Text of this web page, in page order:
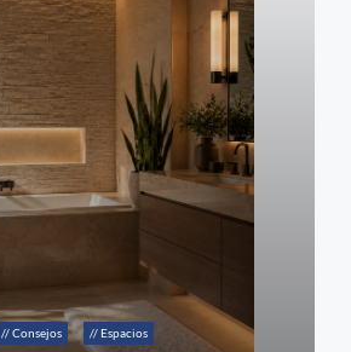
// Consejos // Espacios